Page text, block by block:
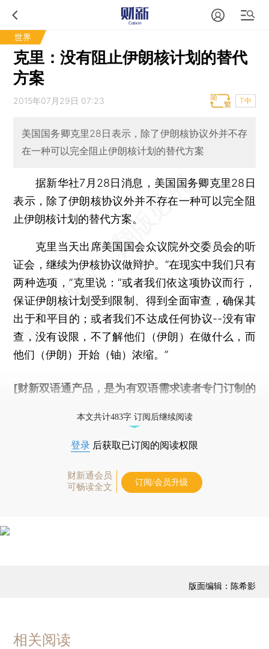
世界
克里：没有阻止伊朗核计划的替代
方案
2015年07月29日 07:23 T中
美国国务卿克里28日表示，除了伊朗核协议外并不存
在一种可以完全阻止伊朗核计划的替代方案
据新华社7月28日消息，美国国务卿克里28日
表示，除了伊朗核协议外并不存在一种可以完全阻
止伊朗核计划的替代方案。
克里当天出席美国国会众议院外交委员会的听
证会，继续为伊核协议做辩护。“在现实中我们只有
两种选项，”克里说：“或者我们依这项协议而行，
保证伊朗核计划受到限制、得到全面审查，确保其
出于和平目的；或者我们不达成任何协议--没有审
查，没有设限，不了解他们（伊朗）在做什么，而
他们（伊朗）开始（铀）浓缩。”
[财新双语通产品，是为有双语需求读者专门订制的
本文共计483字 订阅后继续阅读
登录 后获取已订阅的阅读权限
财新通会员
可畅读全文
订阅/会员升级
版面编辑：陈希影
相关阅读